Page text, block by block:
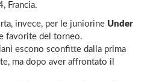
Francia.
invece, per le juniorine Under
favorite del torneo.
escono sconfitte dalla prima
ma dopo aver affrontato il